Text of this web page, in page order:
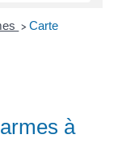
> Carte
à